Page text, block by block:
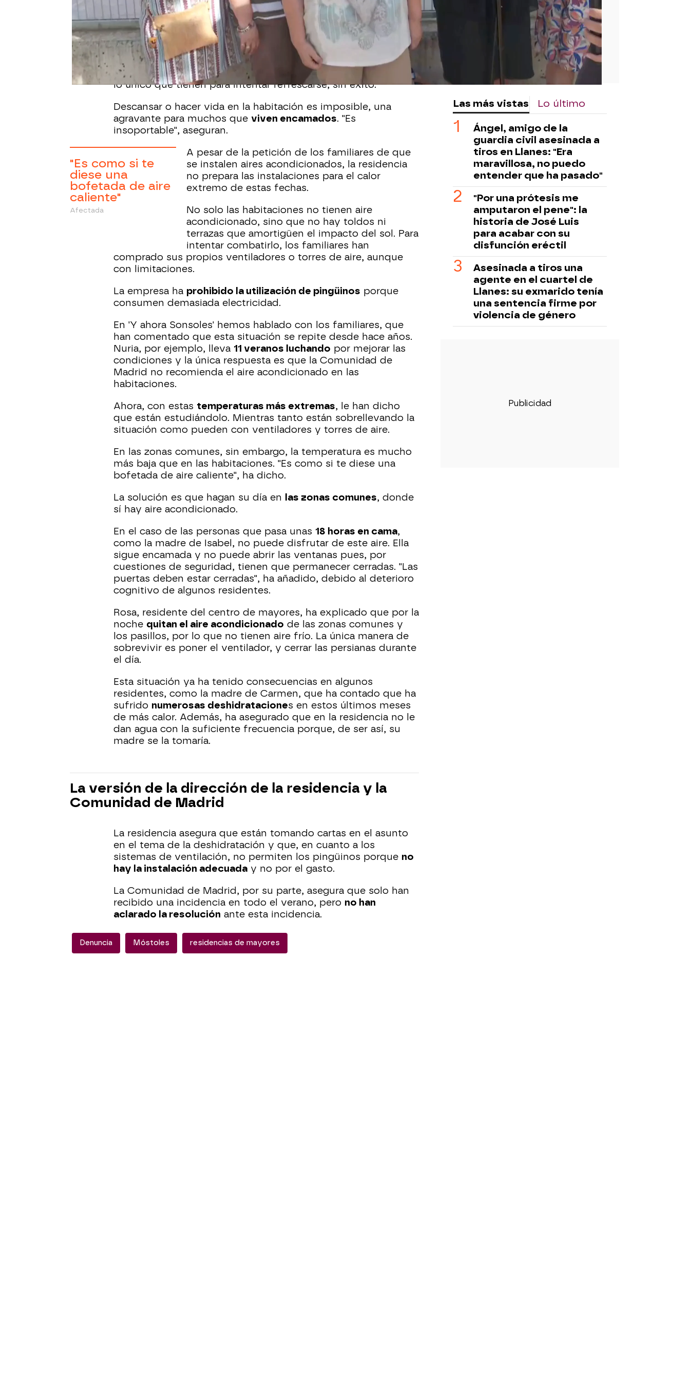
Los familiares de residentes de un centro de mayores de
Móstoles (Madrid) denuncian queno haya aire acondicionado
en las instalaciones donde a las siete y media de la
MAÑANA/TARDE se superan los 30 grados de temperatura,
más de lo que hace en la calle en ese mismo instante.
Es el día a día de una residencia donde
unos ventiladores
son
lo único que tienen para intentar refrescarse, sin éxito.
Descansar o hacer vida en la habitación es imposible, una
agravante para muchos que viven encamados. "Es
insoportable", aseguran.
"Es como si te
diese una
bofetada de aire
caliente"
Afectada
A pesar de la petición de los familiares de que
se instalen aires acondicionados, la residencia
no prepara las instalaciones para el calor
extremo de estas fechas.
No solo las habitaciones no tienen aire
acondicionado, sino que no hay toldos ni
terrazas que amortigüen el impacto del sol. Para
intentar combatirlo, los familiares han
comprado sus propios ventiladores o torres de aire, aunque
con limitaciones.
La empresa ha prohibido la utilización de pingüinos porque
consumen demasiada electricidad.
En 'Y ahora Sonsoles' hemos hablado con los familiares, que
han comentado que esta situación se repite desde hace años.
Nuria, por ejemplo, lleva 11 veranos luchando por mejorar las
condiciones y la única respuesta es que la Comunidad de
Madrid no recomienda el aire acondicionado en las
habitaciones.
Ahora, con estas temperaturas más extremas, le han dicho
que están estudiándolo. Mientras tanto están sobrellevando la
situación como pueden con ventiladores y torres de aire.
En las zonas comunes, sin embargo, la temperatura es mucho
más baja que en las habitaciones. "Es como si te diese una
bofetada de aire caliente", ha dicho.
La solución es que hagan su día en las zonas comunes, donde
sí hay aire acondicionado.
En el caso de las personas que pasa unas 18 horas en cama,
como la madre de Isabel, no puede disfrutar de este aire. Ella
sigue encamada y no puede abrir las ventanas pues, por
cuestiones de seguridad, tienen que permanecer cerradas. "Las
puertas deben estar cerradas", ha añadido, debido al deterioro
cognitivo de algunos residentes.
Rosa, residente del centro de mayores, ha explicado que por la
noche quitan el aire acondicionado de las zonas comunes y
los pasillos, por lo que no tienen aire frío. La única manera de
sobrevivir es poner el ventilador, y cerrar las persianas durante
el día.
Esta situación ya ha tenido consecuencias en algunos
residentes, como la madre de Carmen, que ha contado que ha
sufrido numerosas deshidrataciones en estos últimos meses
de más calor. Además, ha asegurado que en la residencia no le
dan agua con la suficiente frecuencia porque, de ser así, su
madre se la tomaría.
La versión de la dirección de la residencia y la
Comunidad de Madrid
La residencia asegura que están tomando cartas en el asunto
en el tema de la deshidratación y que, en cuanto a los
sistemas de ventilación, no permiten los pingüinos porque no
hay la instalación adecuada y no por el gasto.
La Comunidad de Madrid, por su parte, asegura que solo han
recibido una incidencia en todo el verano, pero no han
aclarado la resolución ante esta incidencia.
Denuncia Móstoles residencias de mayores
Las más vistas Lo último
Ángel, amigo de la
guardia civil asesinada a
tiros en Llanes: "Era
maravillosa, no puedo
entender que ha pasado"
"Por una prótesis me
amputaron el pene": la
historia de José Luis
para acabar con su
disfunción eréctil
Asesinada a tiros una
agente en el cuartel de
Llanes: su exmarido tenía
una sentencia firme por
violencia de género